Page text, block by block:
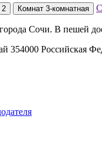
2 Комнат 3-комнатная
Сочи. В пешей
354000 Российская